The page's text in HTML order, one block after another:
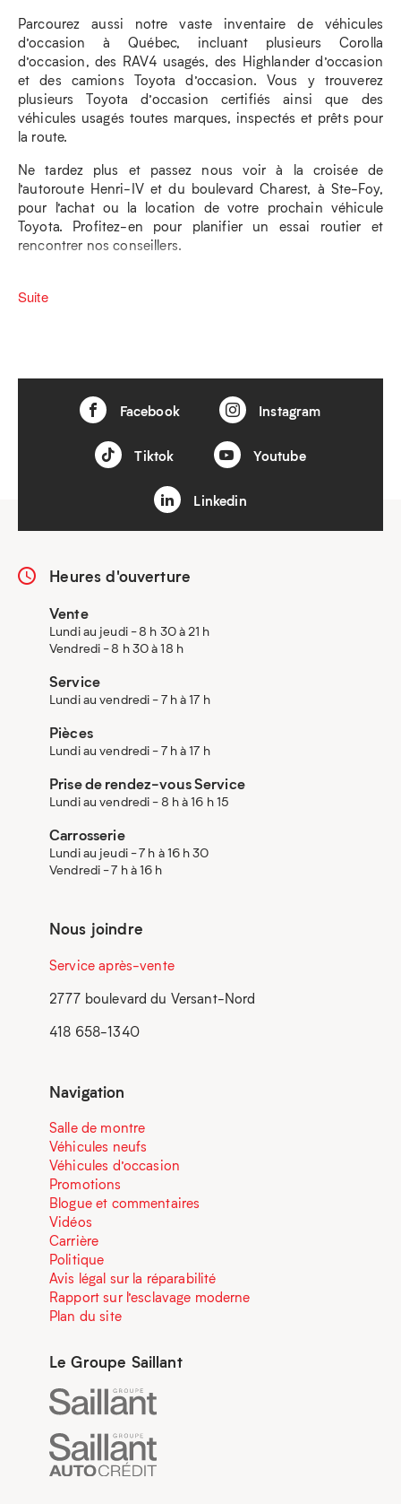
Parcourez aussi notre vaste inventaire de véhicules
d’occasion à Québec, incluant plusieurs Corolla
d’occasion, des RAV4 usagés, des Highlander d’occasion
et des camions Toyota d’occasion. Vous y trouverez
plusieurs Toyota d’occasion certifiés ainsi que des
véhicules usagés toutes marques, inspectés et prêts pour
la route.
Ne tardez plus et passez nous voir à la croisée de
l’autoroute Henri-IV et du boulevard Charest, à Ste-Foy,
pour l’achat ou la location de votre prochain véhicule
Toyota. Profitez-en pour planifier un essai routier et
rencontrer nos conseillers.
Suite
Facebook Instagram
Tiktok Youtube
Linkedin
Heures d'ouverture
Vente
Lundi au jeudi - 8 h 30 à 21 h
Vendredi - 8 h 30 à 18 h
Service
Lundi au vendredi - 7 h à 17 h
Pièces
Lundi au vendredi - 7 h à 17 h
Prise de rendez-vous Service
Lundi au vendredi - 8 h à 16 h 15
Carrosserie
Lundi au jeudi - 7 h à 16 h 30
Vendredi - 7 h à 16 h
Nous joindre
Service après-vente
2777 boulevard du Versant-Nord
418 658-1340
Navigation
Salle de montre
Véhicules neufs
Véhicules d’occasion
Promotions
Blogue et commentaires
Vidéos
Carrière
Politique
Avis légal sur la réparabilité
Rapport sur l’esclavage moderne
Plan du site
Le Groupe Saillant